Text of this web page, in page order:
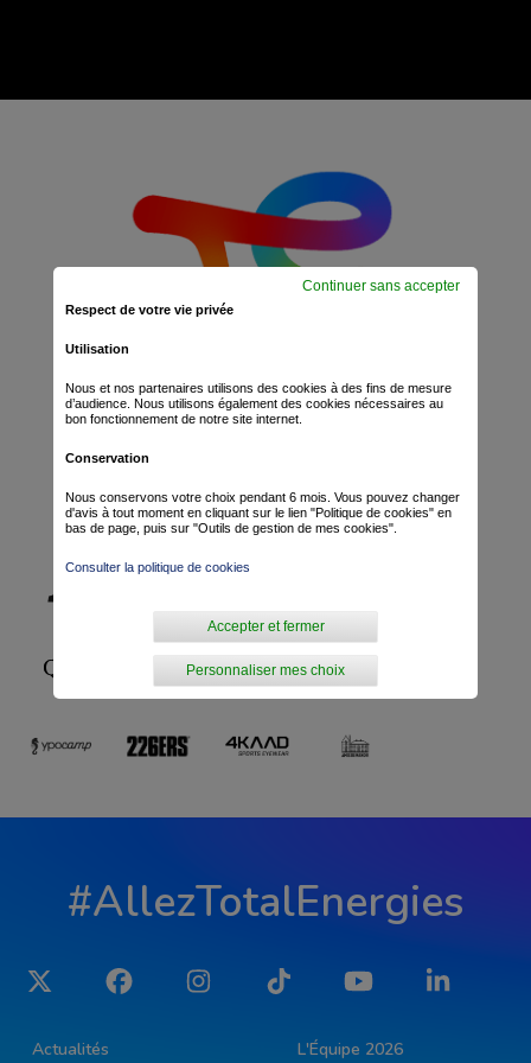
#AllezTotalEnergies
Twitter Facebook Instagram Tiktok YouTube LinkedIn
Actualités L'Équipe 2026
Respect de votre vie privée
Utilisation
Nous et nos partenaires utilisons des cookies à des fins de mesure
d’audience. Nous utilisons également des cookies nécessaires au
bon fonctionnement de notre site internet.
Conservation
Nous conservons votre choix pendant 6 mois. Vous pouvez changer
d'avis à tout moment en cliquant sur le lien "Politique de cookies" en
bas de page, puis sur "Outils de gestion de mes cookies".
Consulter la politique de cookies
Personnaliser mes choix
Accepter et fermer
Continuer sans accepter